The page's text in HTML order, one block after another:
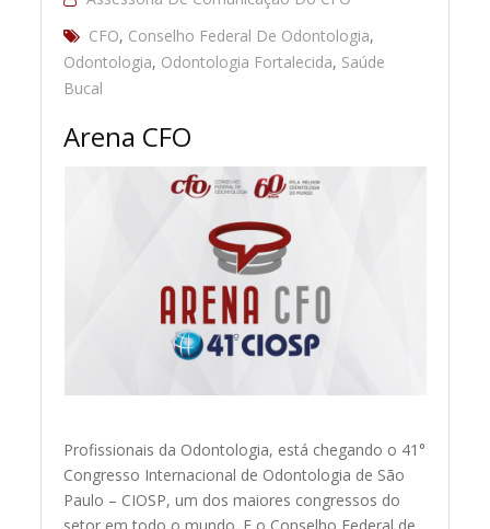
CFO, Conselho Federal De Odontologia,
Odontologia, Odontologia Fortalecida, Saúde
Bucal
Arena CFO
Profissionais da Odontologia, está chegando o 41°
Congresso Internacional de Odontologia de São
Paulo – CIOSP, um dos maiores congressos do